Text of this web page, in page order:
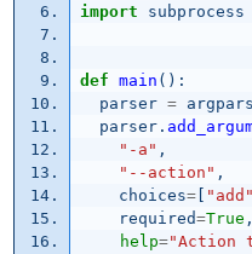
import
subprocess
def main ():
parser =
parser.
" -a " ,
" --action " ,
choices=[ " add "
required=True ,
help="Action